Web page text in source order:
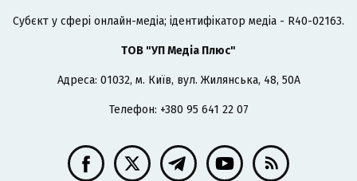
Cубєкт у сфері онлайн-медіа; ідентифікатор медіа - R40-02163.
ТОВ "УП Медіа Плюс"
Адреса: 01032, м. Київ, вул. Жилянська, 48, 50А
Телефон: +380 95 641 22 07